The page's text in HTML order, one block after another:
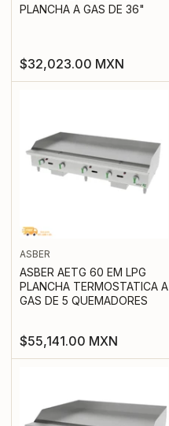
PLANCHA A GAS DE 36"
Precio
regular
$32,023.00 MXN
ASBER
ASBER AETG 60 EM LPG
PLANCHA TERMOSTATICA A
GAS DE 5 QUEMADORES
Precio
regular
$55,141.00 MXN